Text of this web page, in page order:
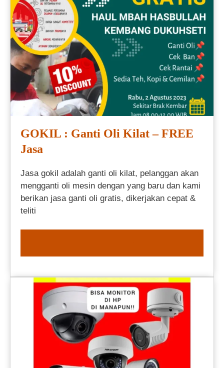
GOKIL : Ganti Oli Kilat – FREE
Jasa
Jasa gokil adalah ganti oli kilat, pelanggan akan
mengganti oli mesin dengan yang baru dan kami
berikan jasa ganti oli gratis, dikerjakan cepat &
teliti